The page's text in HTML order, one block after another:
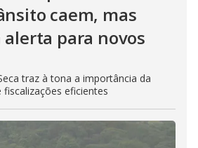
caem, mas
para novos
traz à tona a importância da
eficientes